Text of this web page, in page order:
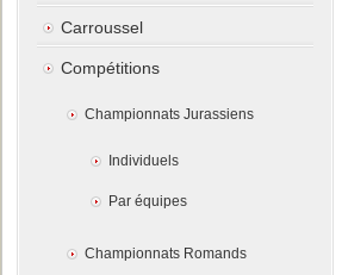
Carroussel
Compétitions
Championnats Jurassiens
Individuels
Par équipes
Championnats Romands